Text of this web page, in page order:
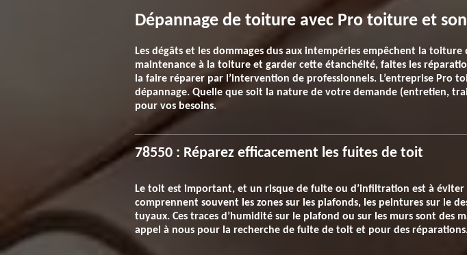
Dépannage de toiture avec Pro toiture et
Les dégâts et les dommages dus aux intempéries empêchent la
maintenance à la toiture et garder cette étanchéité, faites les
la faire réparer par l’intervention de professionnels. L’entreprise
dépannage. Quelle que soit la nature de votre demande (entretien,
pour vos besoins.
78550 : Réparez efficacement les fuites de toit
Le toit est important, et un risque de fuite ou d’infiltration est à
comprennent souvent les zones sur les plafonds, les peintures sur le
tuyaux. Ces traces d’humidité sur le plafond ou sur les murs sont des
appel à nous pour la recherche de fuite de toit et pour des